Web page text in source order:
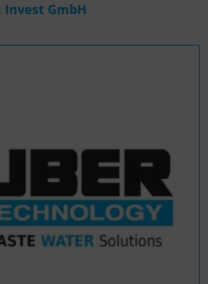
Invest GmbH